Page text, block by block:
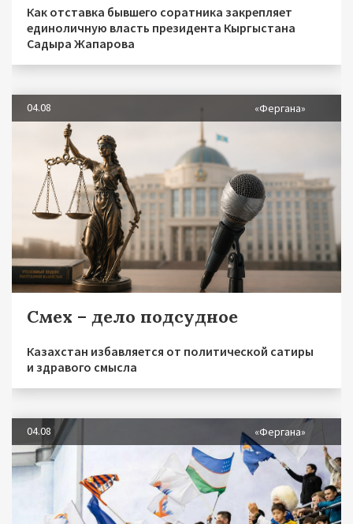
Как отставка бывшего соратника закрепляет
единоличную власть президента Кыргыстана
Садыра Жапарова
04.08 «Фергана»
Смех – дело подсудное
Казахстан избавляется от политической сатиры
и здравого смысла
04.08 «Фергана»